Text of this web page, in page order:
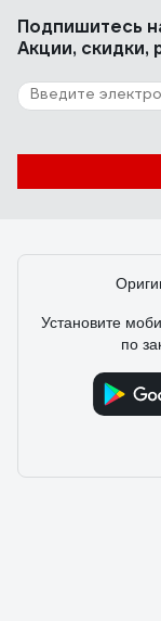
Подпишитесь
Акции, скидки,
Установите
по